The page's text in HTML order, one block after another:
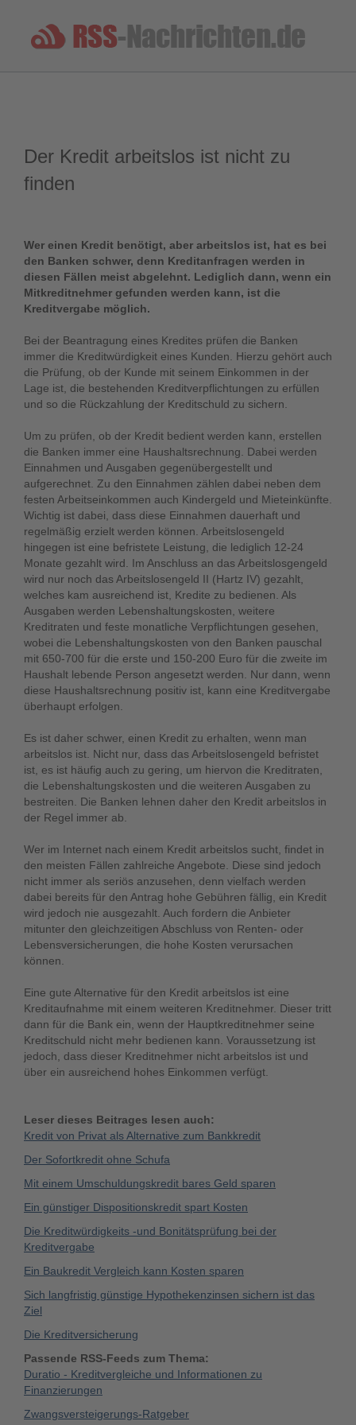
Der Kredit arbeitslos ist nicht zu
finden
Wer einen Kredit benötigt, aber arbeitslos ist, hat es bei
den Banken schwer, denn Kreditanfragen werden in
diesen Fällen meist abgelehnt. Lediglich dann, wenn ein
Mitkreditnehmer gefunden werden kann, ist die
Kreditvergabe möglich.
Bei der Beantragung eines Kredites prüfen die Banken
immer die Kreditwürdigkeit eines Kunden. Hierzu gehört auch
die Prüfung, ob der Kunde mit seinem Einkommen in der
Lage ist, die bestehenden Kreditverpflichtungen zu erfüllen
und so die Rückzahlung der Kreditschuld zu sichern.
Um zu prüfen, ob der Kredit bedient werden kann, erstellen
die Banken immer eine Haushaltsrechnung. Dabei werden
Einnahmen und Ausgaben gegenübergestellt und
aufgerechnet. Zu den Einnahmen zählen dabei neben dem
festen Arbeitseinkommen auch Kindergeld und Mieteinkünfte.
Wichtig ist dabei, dass diese Einnahmen dauerhaft und
regelmäßig erzielt werden können. Arbeitslosengeld
hingegen ist eine befristete Leistung, die lediglich 12-24
Monate gezahlt wird. Im Anschluss an das Arbeitslosgengeld
wird nur noch das Arbeitslosengeld II (Hartz IV) gezahlt,
welches kam ausreichend ist, Kredite zu bedienen. Als
Ausgaben werden Lebenshaltungskosten, weitere
Kreditraten und feste monatliche Verpflichtungen gesehen,
wobei die Lebenshaltungskosten von den Banken pauschal
mit 650-700 für die erste und 150-200 Euro für die zweite im
Haushalt lebende Person angesetzt werden. Nur dann, wenn
diese Haushaltsrechnung positiv ist, kann eine Kreditvergabe
überhaupt erfolgen.
Es ist daher schwer, einen Kredit zu erhalten, wenn man
arbeitslos ist. Nicht nur, dass das Arbeitslosengeld befristet
ist, es ist häufig auch zu gering, um hiervon die Kreditraten,
die Lebenshaltungskosten und die weiteren Ausgaben zu
bestreiten. Die Banken lehnen daher den Kredit arbeitslos in
der Regel immer ab.
Wer im Internet nach einem Kredit arbeitslos sucht, findet in
den meisten Fällen zahlreiche Angebote. Diese sind jedoch
nicht immer als seriös anzusehen, denn vielfach werden
dabei bereits für den Antrag hohe Gebühren fällig, ein Kredit
wird jedoch nie ausgezahlt. Auch fordern die Anbieter
mitunter den gleichzeitigen Abschluss von Renten- oder
Lebensversicherungen, die hohe Kosten verursachen
können.
Eine gute Alternative für den Kredit arbeitslos ist eine
Kreditaufnahme mit einem weiteren Kreditnehmer. Dieser tritt
dann für die Bank ein, wenn der Hauptkreditnehmer seine
Kreditschuld nicht mehr bedienen kann. Voraussetzung ist
jedoch, dass dieser Kreditnehmer nicht arbeitslos ist und
über ein ausreichend hohes Einkommen verfügt.
Leser dieses Beitrages lesen auch:
Kredit von Privat als Alternative zum Bankkredit
Der Sofortkredit ohne Schufa
Mit einem Umschuldungskredit bares Geld sparen
Ein günstiger Dispositionskredit spart Kosten
Die Kreditwürdigkeits -und Bonitätsprüfung bei der
Kreditvergabe
Ein Baukredit Vergleich kann Kosten sparen
Sich langfristig günstige Hypothekenzinsen sichern ist das
Ziel
Die Kreditversicherung
Passende RSS-Feeds zum Thema:
Duratio - Kreditvergleiche und Informationen zu
Finanzierungen
Zwangsversteigerungs-Ratgeber